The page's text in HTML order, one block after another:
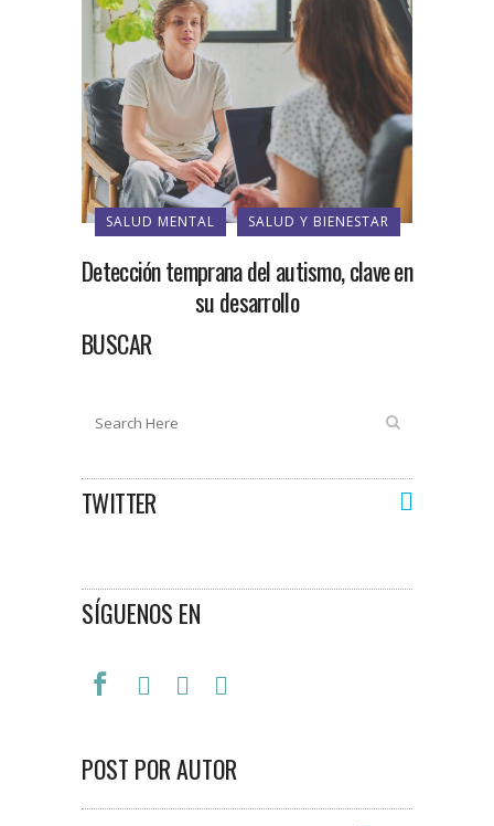
SALUD MENTAL SALUD Y BIENESTAR
Detección temprana del autismo, clave en
su desarrollo
BUSCAR
TWITTER
SÍGUENOS EN
POST POR AUTOR